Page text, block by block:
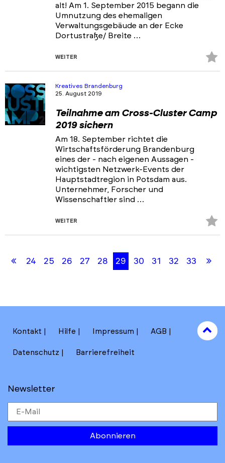
alt! Am 1. September 2015 begann die
Umnutzung des ehemaligen
Verwaltungsgebäude an der Ecke
Dortustraße/ Breite …
WEITER
Kreatives Brandenburg
25. August 2019
Teilnahme am Cross-Cluster Camp
2019 sichern
Am 18. September richtet die
Wirtschaftsförderung Brandenburg
eines der - nach eigenen Aussagen -
wichtigsten Netzwerk-Events der
Hauptstadtregion in Potsdam aus.
Unternehmer, Forscher und
Wissenschaftler sind …
WEITER
to
to
Erste
24 25 26 27 28 29 30 31 32 33
Kontakt Hilfe Impressum AGB
Datenschutz Barrierefreiheit
Newsletter
Abonnieren
to
top